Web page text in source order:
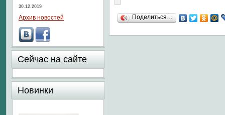
Поделиться…
30.12.2019
Архив новостей
Сейчас на сайте
Новинки